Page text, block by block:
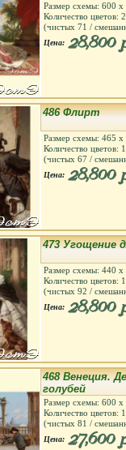
Размер схемы: 600 х
Количество цветов:
(чистых 71 /
Цена: 28,800
486 Флирт
Размер схемы: 465 х
Количество цветов:
(чистых 67 /
Цена: 28,800
473 Угощение
Размер схемы: 440 х
Количество цветов:
(чистых 92 /
Цена: 28,800
468 Венеция.
голубей
Размер схемы: 600 х
Количество цветов:
(чистых 81 /
Цена: 27,600